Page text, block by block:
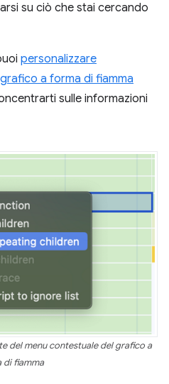
su ciò che stai cercando
personalizzare
a forma di fiamma
sulle informazioni
del menu contestuale del grafico a
di fiamma